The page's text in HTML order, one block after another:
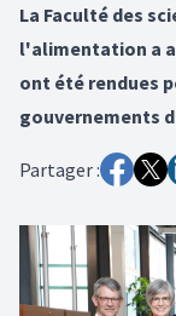
La Faculté des
l'alimentation a
ont été rendues
gouvernements
Partager :